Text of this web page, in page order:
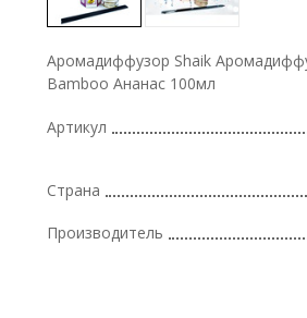
Аромадиффузор Shaik
Bamboo Ананас 100мл
Артикул
Страна
Производитель